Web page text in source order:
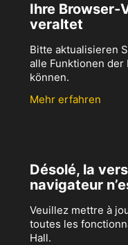
Ihre Browser-
veraltet
Bitte aktualisieren
alle Funktionen
können.
Mehr erfahren
Désolé, la
navigateur
Veuillez mettre à
toutes les
Hall.